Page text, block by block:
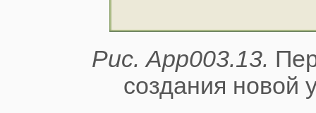
Рис. App003.13.
создания новой